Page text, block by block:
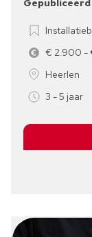
€ 2.900 -
Heerlen
3 - 5 jaar